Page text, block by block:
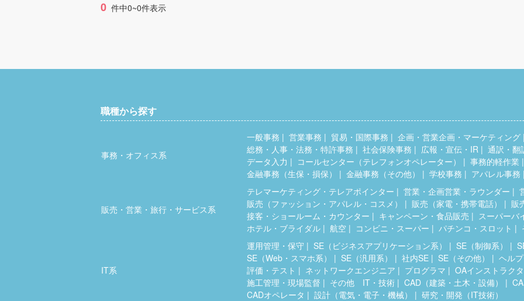
0 件中0~0件表示
職種から探す
事務・オフィス系
一般事務 営業事務 貿易・国際事務
企画・営業企画・マーケティング
総務・人事・法務・特許事務
社会保険事務 広報・宣伝・IR
通訳・翻
データ入力
コールセンター（テレフォンオペレーター）
事務的軽作業
金融事務（生保・損保）
金融事務（その他） 学校事務 アパレル事務
販売・営業・旅行・サービス系
テレマーケティング・テレアポインター 営業・企画営業・ラウンダー
販売（ファッション・アパレル・コスメ）
販売（家電・携帯電話）
販
接客・ショールーム・カウンター
キャンペーン・食品販売
スーパーバ
ホテル・ブライダル
航空 コンビニ・スーパー パチンコ・スロット
IT系
運用管理・保守 SE（ビジネスアプリケーション系） SE（制御系）
SE（Web・スマホ系）
SE（汎用系） 社内SE SE（その他）
ヘル
評価・テスト
ネットワークエンジニア プログラマ
OAインストラク
施工管理・現場監督
その他 IT・技術 CAD（建築・土木・設備）
CADオペレータ
設計（電気・電子・機械） 研究・開発（IT技術）